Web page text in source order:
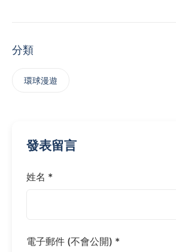
分類
‌環球漫遊
發表留言
姓名 *
電子郵件 (不會公開) *